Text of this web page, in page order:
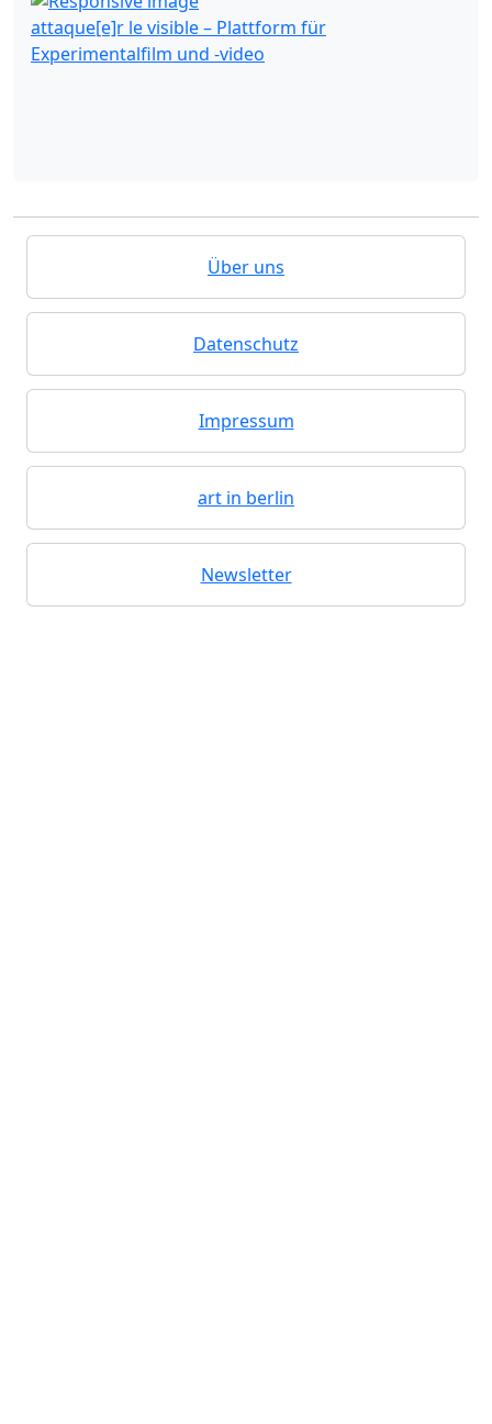
attaque[e]r le visible – Plattform für
Experimentalfilm und -video
Über uns
Datenschutz
Impressum
art in berlin
Newsletter